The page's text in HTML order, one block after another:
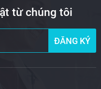
từ chúng tôi
ĐĂNG KÝ